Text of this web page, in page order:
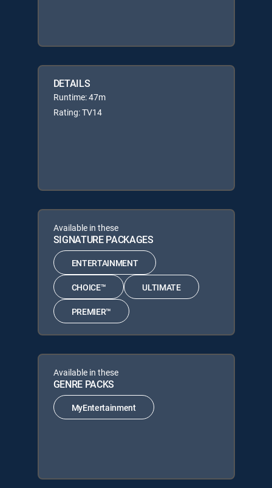
DETAILS
Runtime: 47m
Rating: TV14
Available in these
SIGNATURE PACKAGES
ENTERTAINMENT
CHOICE™ ULTIMATE
PREMIER™
Available in these
GENRE PACKS
MyEntertainment